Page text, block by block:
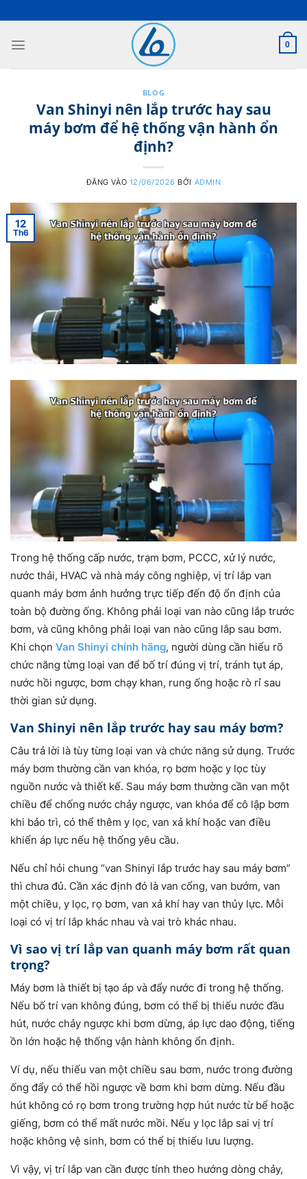
nội
0
BLOG
Van Shinyi nên lắp trước hay sau
máy bơm để hệ thống vận hành ổn
định?
ĐĂNG VÀO 12/06/2026 BỞI ADMIN
12
Th6
Trong hệ thống cấp nước, trạm bơm, PCCC, xử lý nước,
nước thải, HVAC và nhà máy công nghiệp, vị trí lắp van
quanh máy bơm ảnh hưởng trực tiếp đến độ ổn định của
toàn bộ đường ống. Không phải loại van nào cũng lắp trước
bơm, và cũng không phải loại van nào cũng lắp sau bơm.
Khi chọn Van Shinyi chính hãng, người dùng cần hiểu rõ
chức năng từng loại van để bố trí đúng vị trí, tránh tụt áp,
nước hồi ngược, bơm chạy khan, rung ống hoặc rò rỉ sau
thời gian sử dụng.
Van Shinyi nên lắp trước hay sau máy bơm?
Câu trả lời là tùy từng loại van và chức năng sử dụng. Trước
máy bơm thường cần van khóa, rọ bơm hoặc y lọc tùy
nguồn nước và thiết kế. Sau máy bơm thường cần van một
chiều để chống nước chảy ngược, van khóa để cô lập bơm
khi bảo trì, có thể thêm y lọc, van xả khí hoặc van điều
khiển áp lực nếu hệ thống yêu cầu.
Nếu chỉ hỏi chung “van Shinyi lắp trước hay sau máy bơm”
thì chưa đủ. Cần xác định đó là van cổng, van bướm, van
một chiều, y lọc, rọ bơm, van xả khí hay van thủy lực. Mỗi
loại có vị trí lắp khác nhau và vai trò khác nhau.
Vì sao vị trí lắp van quanh máy bơm rất quan
trọng?
Máy bơm là thiết bị tạo áp và đẩy nước đi trong hệ thống.
Nếu bố trí van không đúng, bơm có thể bị thiếu nước đầu
hút, nước chảy ngược khi bơm dừng, áp lực dao động, tiếng
ồn lớn hoặc hệ thống vận hành không ổn định.
Ví dụ, nếu thiếu van một chiều sau bơm, nước trong đường
ống đẩy có thể hồi ngược về bơm khi bơm dừng. Nếu đầu
hút không có rọ bơm trong trường hợp hút nước từ bể hoặc
giếng, bơm có thể mất nước mồi. Nếu y lọc lắp sai vị trí
hoặc không vệ sinh, bơm có thể bị thiếu lưu lượng.
Vì vậy, vị trí lắp van cần được tính theo hướng dòng chảy,